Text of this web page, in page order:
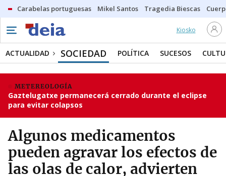
Carabelas portuguesas Mikel Santos Tragedia Biescas
Kiosko
ACTUALIDAD SOCIEDAD POLÍTICA SUCESOS
METEREOLOGÍA
Gaztelugatxe permanecerá cerrado durante el eclipse
para evitar colapsos
Algunos medicamentos
pueden agravar los efectos de
las olas de calor, advierten